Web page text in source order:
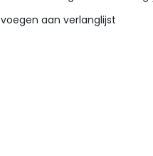
aan verlanglijst